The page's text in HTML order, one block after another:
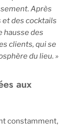
Après
et des cocktails
hausse des
clients, qui se
du lieu. »
aux
constamment,